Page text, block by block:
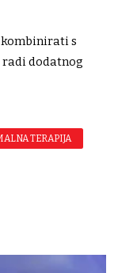
s
dodatnog
TERAPIJA